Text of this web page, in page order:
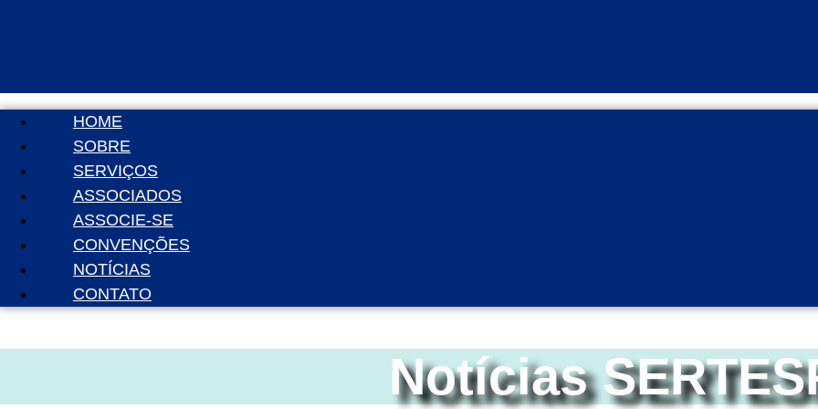
HOME
SOBRE
SERVIÇOS
ASSOCIADOS
ASSOCIE-SE
CONVENÇÕES
NOTÍCIAS
CONTATO
Notícias